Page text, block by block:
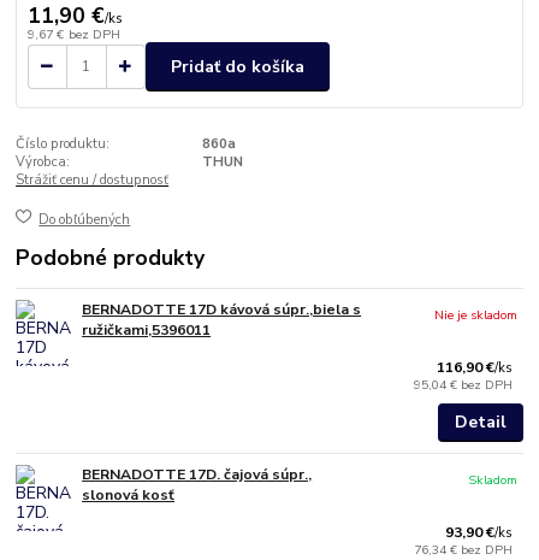
11,90 €/ks
9,67 € bez DPH
Pridať do košíka
Číslo produktu:
860a
Výrobca:
THUN
Strážiť cenu / dostupnosť
Do obľúbených
Podobné produkty
BERNADOTTE 17D kávová súpr.,biela s
ružičkami,5396011
116,90 €/ks
95,04 € bez DPH
Nie je skladom
Detail
BERNADOTTE 17D. čajová súpr.,
slonová kosť
93,90 €/ks
76,34 € bez DPH
Skladom